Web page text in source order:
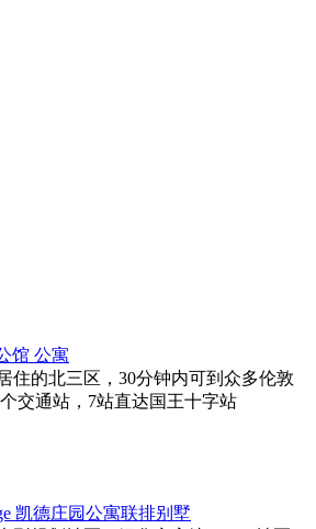
馆 公寓
住的北三区，30分钟内可到众多伦敦
交通站，7站直达国王十字站
凯德庄园公寓联排别墅